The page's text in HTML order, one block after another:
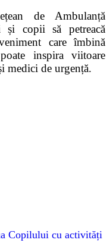
de Ambulanță
copii să petreacă
care îmbină
inspira viitoare
medici de urgență.
Copilului cu activități